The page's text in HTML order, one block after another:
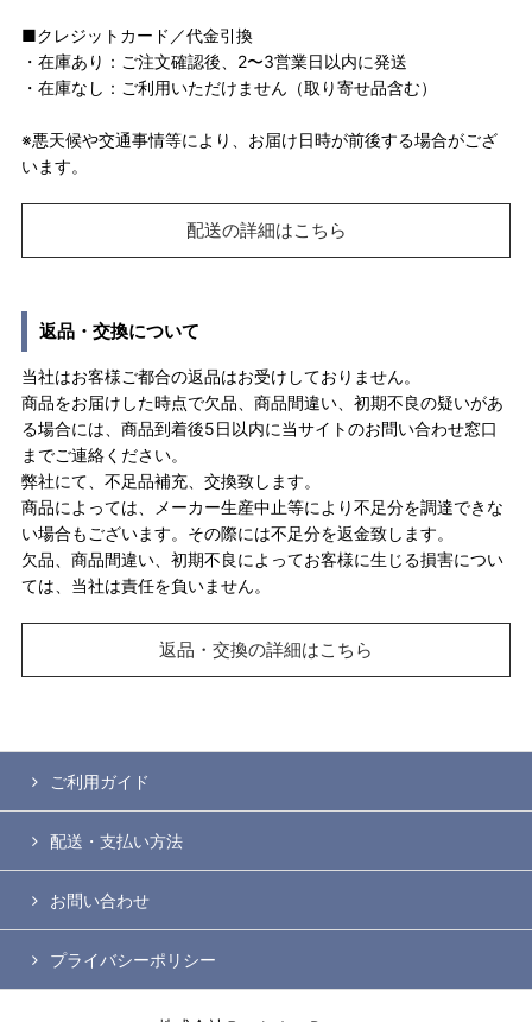
■クレジットカード／代金引換
・在庫あり：ご注文確認後、2〜3営業日以内に発送
・在庫なし：ご利用いただけません（取り寄せ品含む）
※悪天候や交通事情等により、お届け日時が前後する場合がござ
います。
配送の詳細はこちら
返品・交換について
当社はお客様ご都合の返品はお受けしておりません。
商品をお届けした時点で欠品、商品間違い、初期不良の疑いがあ
る場合には、商品到着後5日以内に当サイトのお問い合わせ窓口
までご連絡ください。
弊社にて、不足品補充、交換致します。
商品によっては、メーカー生産中止等により不足分を調達できな
い場合もございます。その際には不足分を返金致します。
欠品、商品間違い、初期不良によってお客様に生じる損害につい
ては、当社は責任を負いません。
返品・交換の詳細はこちら
ご利用ガイド
配送・支払い方法
お問い合わせ
プライバシーポリシー